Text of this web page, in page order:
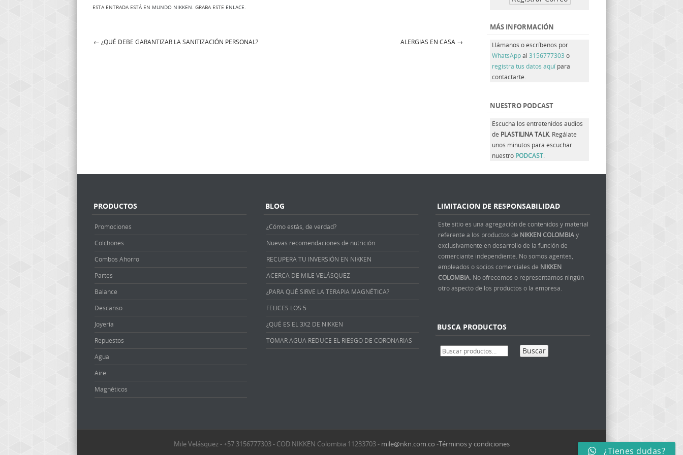
ESTA ENTRADA ESTÁ EN MUNDO NIKKEN. GRABA ESTE ENLACE.
← ¿QUÉ DEBE GARANTIZAR LA SANITIZACIÓN PERSONAL? ALERGIAS EN CASA →
MÁS INFORMACIÓN
Llámanos o escríbenos por
WhatsAppal 3156777303 o
registra tus datos aquí para
contactarte.
NUESTRO PODCAST
Escucha los entretenidos audios
de PLASTILINA TALK. Regálate
unos minutos para escuchar
nuestro PODCAST.
PRODUCTOS
Promociones
Colchones
Combos Ahorro
Partes
Balance
Descanso
Joyería
Repuestos
Agua
Aire
Magnéticos
BLOG
¿Cómo estás, de verdad?
Nuevas recomendaciones de nutrición
RECUPERA TU INVERSIÓN EN NIKKEN
ACERCA DE MILE VELÁSQUEZ
¿PARA QUÉ SIRVE LA TERAPIA MAGNÉTICA?
FELICES LOS 5
¿QUÉ ES EL 3X2 DE NIKKEN
TOMAR AGUA REDUCE EL RIESGO DE CORONARIAS
LIMITACION DE RESPONSABILIDAD
Este sitio es una agregación de contenidos y material
referente a los productos de NIKKEN COLOMBIAy
exclusivamente en desarrollo de la función de
comerciante independiente. No somos agentes,
empleados o socios comerciales de NIKKEN
COLOMBIA. No ofrecemos o representamos ningún
otro aspecto de los productos o la empresa.
BUSCA PRODUCTOS
Buscar
Mile Velásquez - +57 3156777303 - COD NIKKEN Colombia 11233703 - mile@nkn.com.co -Términos y condiciones
¿Tienes dudas?